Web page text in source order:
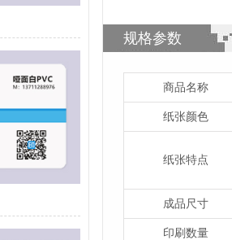
规格参数
商品名称
纸张颜色
纸张特点
成品尺寸
印刷数量